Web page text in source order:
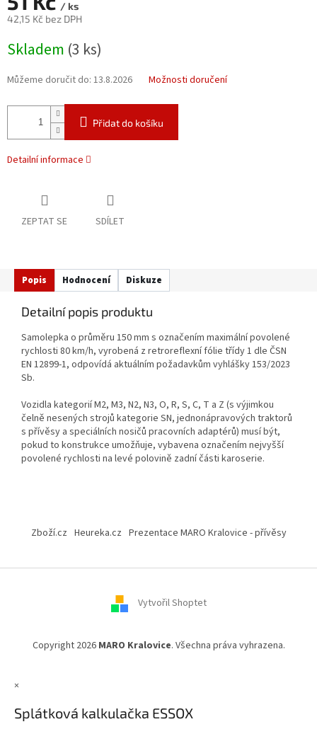
/ ks
42,15 Kč bez DPH
cena:
Skladem (3 ks)
Můžeme doručit do: 13.8.2026 Možnosti doručení
Přidat do košíku
Detailní informace
ZEPTAT SE SDÍLET
Popis Hodnocení Diskuze
Detailní popis produktu
Samolepka o průměru 150 mm s označením maximální povolené
rychlosti 80 km/h, vyrobená z retroreflexní fólie třídy 1 dle ČSN
EN 12899-1, odpovídá aktuálním požadavkům vyhlášky 153/2023
Sb.
Vozidla kategorií M2, M3, N2, N3, O, R, S, C, T a Z (s výjimkou
čelně nesených strojů kategorie SN, jednonápravových traktorů
s přívěsy a speciálních nosičů pracovních adaptérů) musí být,
pokud to konstrukce umožňuje, vybavena označením nejvyšší
povolené rychlosti na levé polovině zadní části karoserie.
Zboží.cz Heureka.cz Prezentace MARO Kralovice - přívěsy
Vytvořil Shoptet
Copyright 2026 MARO Kralovice. Všechna práva vyhrazena.
×
Splátková kalkulačka ESSOX